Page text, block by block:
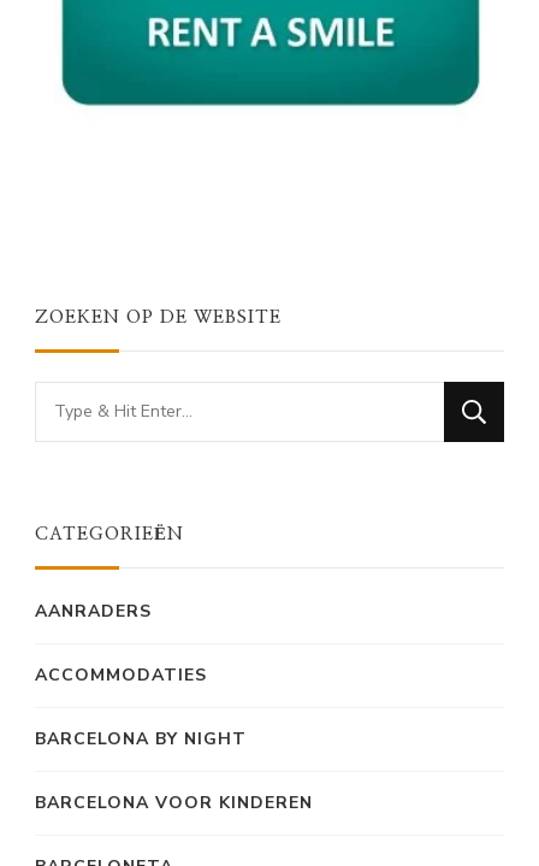
ZOEKEN OP DE WEBSITE
Looking
for
CATEGORIEËN
AANRADERS
ACCOMMODATIES
BARCELONA BY NIGHT
BARCELONA VOOR KINDEREN